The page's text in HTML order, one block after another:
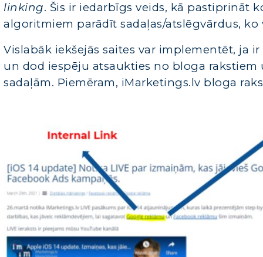
linking. Šis ir iedarbīgs veids, kā pastiprināt
algoritmiem parādīt sadaļas/atslēgvārdus,
Vislabāk iekšejās saites var implementēt, ja
un dod iespēju atsaukties no bloga
sadaļām. Piemēram, iMarketings.lv bloga